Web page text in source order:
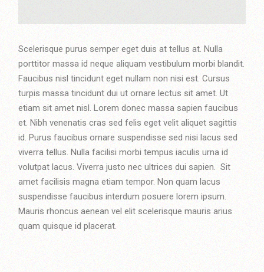
Scelerisque purus semper eget duis at tellus at. Nulla
porttitor massa id neque aliquam vestibulum morbi blandit.
Faucibus nisl tincidunt eget nullam non nisi est. Cursus
turpis massa tincidunt dui ut ornare lectus sit amet. Ut
etiam sit amet nisl. Lorem donec massa sapien faucibus
et. Nibh venenatis cras sed felis eget velit aliquet sagittis
id. Purus faucibus ornare suspendisse sed nisi lacus sed
viverra tellus. Nulla facilisi morbi tempus iaculis urna id
volutpat lacus. Viverra justo nec ultrices dui sapien. Sit
amet facilisis magna etiam tempor. Non quam lacus
suspendisse faucibus interdum posuere lorem ipsum.
Mauris rhoncus aenean vel elit scelerisque mauris arius
quam quisque id placerat.